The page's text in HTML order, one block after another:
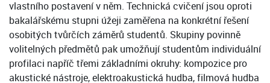
vlastního postavení v něm. Technická cvičení jsou oproti
bakalářskému stupni úžeji zaměřena na konkrétní řešení
osobitých tvůrčích záměrů studentů. Skupiny povinně
volitelných předmětů pak umožňují studentům individuální
profilaci napříč třemi základními okruhy: kompozice pro
akustické nástroje, elektroakustická hudba, filmová hudba